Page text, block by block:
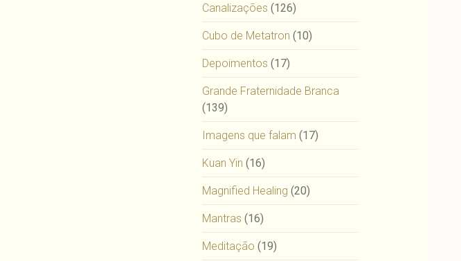
Canalizações (126)
Cubo de Metatron (10)
Depoimentos (17)
Grande Fraternidade Branca
(139)
Imagens que falam (17)
Kuan Yin (16)
Magnified Healing (20)
Mantras (16)
Meditação (19)